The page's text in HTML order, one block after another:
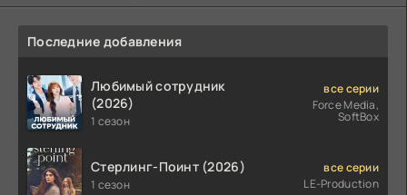
Последние добавления
Любимый сотрудник
(2026)
1 сезон
все серии
Force Media,
SoftBox
Стерлинг-Поинт (2026)
1 сезон
все серии
LE-Production